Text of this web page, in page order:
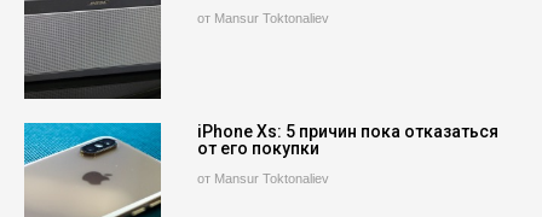
от Mansur Toktonaliev
iPhone Xs: 5 причин пока отказаться
от его покупки
от Mansur Toktonaliev